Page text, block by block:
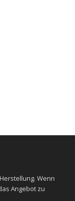
Wenn
Angebot zu